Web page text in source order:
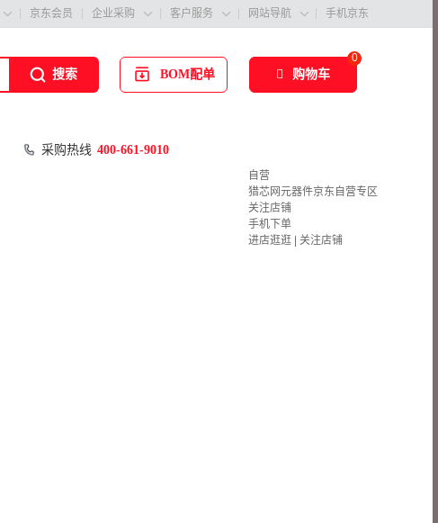
 京东会员 企业采购  客户服务  网站导航  手机京东
搜索 BOM配单
0
购物车
采购热线 400-661-9010
自营
猎芯网元器件京东自营专区
关注店铺
手机下单
进店逛逛
关注店铺